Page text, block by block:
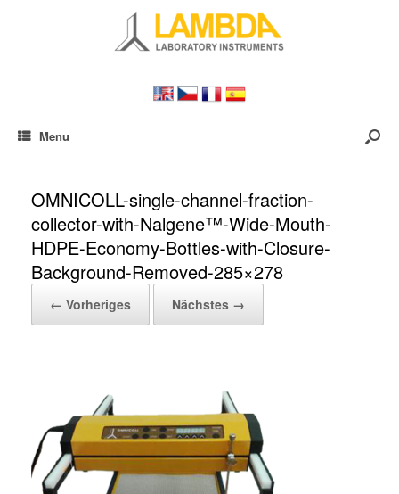
Menu
OMNICOLL-single-channel-fraction-
collector-with-Nalgene™-Wide-Mouth-
HDPE-Economy-Bottles-with-Closure-
Background-Removed-285×278
← Vorheriges Nächstes →